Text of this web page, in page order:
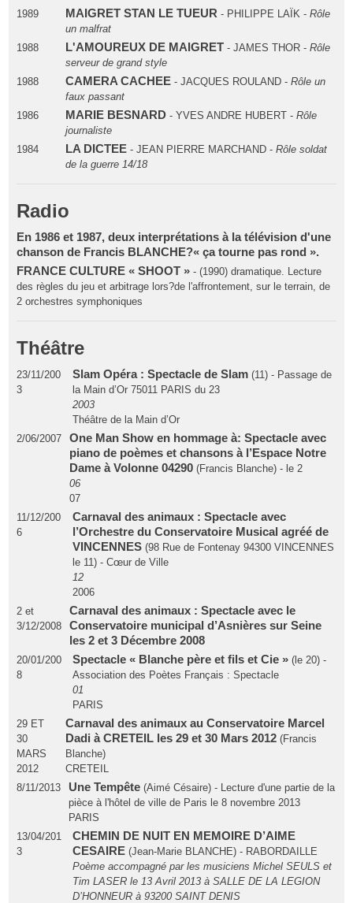
1989
MAIGRET STAN LE TUEUR - PHILIPPE LAÏK - Rôle
un malfrat
1988
L'AMOUREUX DE MAIGRET- JAMES THOR - Rôle
serveur de grand style
1988
CAMERA CACHEE- JACQUES ROULAND - Rôle un
faux passant
1986
MARIE BESNARD- YVES ANDRE HUBERT - Rôle
journaliste
1984
LA DICTEE- JEAN PIERRE MARCHAND - Rôle soldat
de la guerre 14/18
Radio
En 1986 et 1987, deux interprétations à la télévision d'une
chanson de Francis BLANCHE?« ça tourne pas rond ».
FRANCE CULTURE « SHOOT »- (1990) dramatique. Lecture
des règles du jeu et arbitrage lors?de l'affrontement, sur le terrain, de
2 orchestres symphoniques
Théâtre
23/11/200
3
Slam Opéra : Spectacle de Slam (11) - Passage de
la Main d’Or 75011 PARIS du 23
2003
Théâtre de la Main d’Or
2/06/2007
One Man Show en hommage à: Spectacle avec
piano de poèmes et chansons à l’Espace Notre
Dame à Volonne 04290 (Francis Blanche) - le 2
06
07
11/12/200
6
Carnaval des animaux : Spectacle avec
l’Orchestre du Conservatoire Musical agréé de
VINCENNES (98 Rue de Fontenay 94300 VINCENNES
le 11) - Cœur de Ville
12
2006
2 et
3/12/2008
Carnaval des animaux : Spectacle avec le
Conservatoire municipal d’Asnières sur Seine
les 2 et 3 Décembre 2008
20/01/200
8
Spectacle « Blanche père et fils et Cie » (le 20) -
Association des Poètes Français : Spectacle
01
PARIS
29 ET
30
MARS
2012
Carnaval des animaux au Conservatoire Marcel
Dadi à CRETEIL les 29 et 30 Mars 2012(Francis
Blanche)
CRETEIL
8/11/2013
Une Tempête (Aimé Césaire) - Lecture d'une partie de la
pièce à l'hôtel de ville de Paris le 8 novembre 2013
PARIS
13/04/201
3
CHEMIN DE NUIT EN MEMOIRE D’AIME
CESAIRE (Jean-Marie BLANCHE) - RABORDAILLE
Poème accompagné par les musiciens Michel SEULS et
Tim LASER le 13 Avril 2013 à SALLE DE LA LEGION
D’HONNEUR à 93200 SAINT DENIS